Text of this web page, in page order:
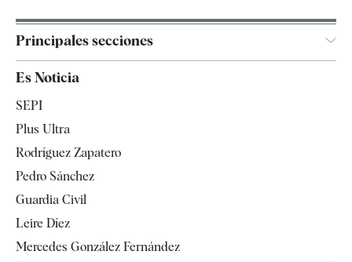
Principales secciones
Televisión
Es Noticia
SEPI
Plus Ultra
Rodríguez Zapatero
Pedro Sánchez
Guardia Civil
Leire Díez
Mercedes González Fernández